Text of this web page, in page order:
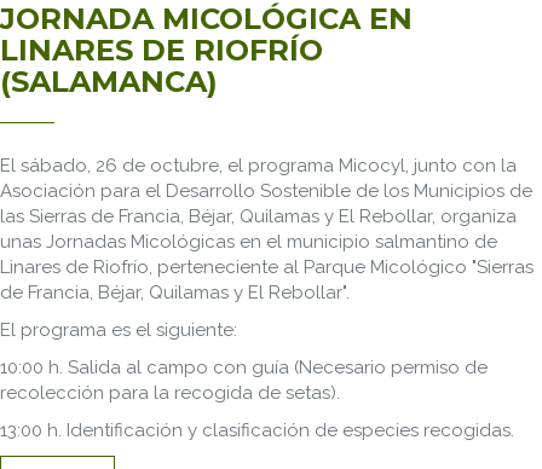
JORNADA MICOLÓGICA EN
LINARES DE RIOFRÍO
(SALAMANCA)
El sábado, 26 de octubre, el programa Micocyl, junto con la
Asociación para el Desarrollo Sostenible de los Municipios de
las Sierras de Francia, Béjar, Quilamas y El Rebollar, organiza
unas Jornadas Micológicas en el municipio salmantino de
Linares de Riofrío, perteneciente al Parque Micológico "Sierras
de Francia, Béjar, Quilamas y El Rebollar".
El programa es el siguiente:
10:00 h. Salida al campo con guía (Necesario permiso de
recolección para la recogida de setas).
13:00 h. Identificación y clasificación de especies recogidas.